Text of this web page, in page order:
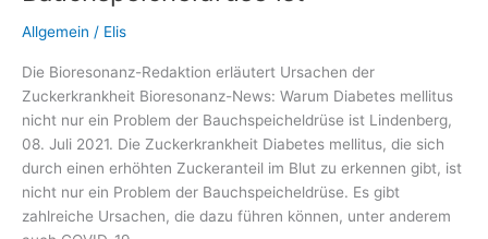
Allgemein / Elis
Die Bioresonanz-Redaktion erläutert Ursachen der
Zuckerkrankheit Bioresonanz-News: Warum Diabetes mellitus
nicht nur ein Problem der Bauchspeicheldrüse ist Lindenberg,
08. Juli 2021. Die Zuckerkrankheit Diabetes mellitus, die sich
durch einen erhöhten Zuckeranteil im Blut zu erkennen gibt, ist
nicht nur ein Problem der Bauchspeicheldrüse. Es gibt
zahlreiche Ursachen, die dazu führen können, unter anderem